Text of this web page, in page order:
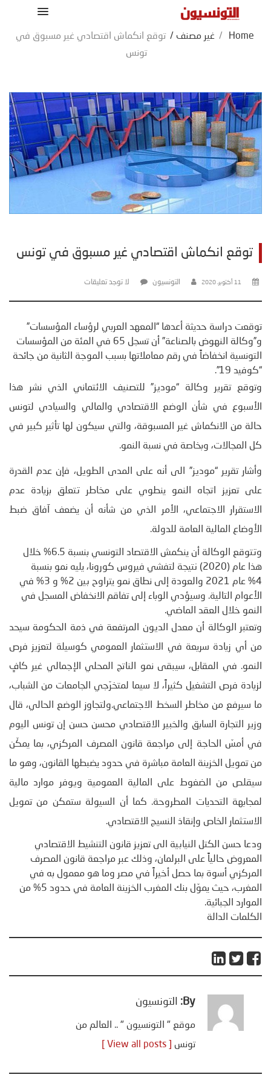
Home
/ غير مصنف / توقع انكماش اقتصادي غير مسبوق في
تونس
توقع انكماش اقتصادي غير مسبوق في تونس
11 أكتوبر، 2020 التونسيون لا توجد تعليقات
توقعت دراسة حديثة أعدها “المعهد العربي لرؤساء المؤسسات”
و”وكالة النهوض بالصناعة” أن تسجل 65 في المئة من المؤسسات
التونسية انخفاضاً في رقم معاملاتها بسبب الموجة الثانية من جائحة
“كوفيد 19”.
وتوقع تقرير وكالة “موديز” للتصنيف الائتماني الذي نشر هذا
الأسبوع في شأن الوضع الاقتصادي والمالي والسيادي لتونس
حالة من الانكماش غير المسبوقة، والتي سيكون لها تأثير كبير في
كل المجالات، وبخاصة في نسبة النمو.
وأشار تقرير “موديز” الى أنه على المدى الطويل، فإن عدم القدرة
على تعزيز اتجاه النمو ينطوي على مخاطر تتعلق بزيادة عدم
الاستقرار الاجتماعي، الأمر الذي من شأنه أن يضعف آفاق ضبط
الأوضاع المالية العامة للدولة.
وتتوقع الوكالة أن ينكمش الاقتصاد التونسي بنسبة 6.5% خلال
هذا عام (2020) نتيجة لتفشي فيروس كورونا، يليه نمو بنسبة
4% عام 2021 والعودة إلى نطاق نمو يتراوح بين 2% و 3% في
الأعوام التالية. وسيؤدي الوباء إلى تفاقم الانخفاض المسجل في
النمو خلال العقد الماضي.
وتعتبر الوكالة أن معدل الديون المرتفعة في ذمة الحكومة سيحد
من أي زيادة سريعة في الاستثمار العمومي كوسيلة لتعزيز فرص
النمو. في المقابل، سيبقى نمو الناتج المحلي الإجمالي غير كافٍ
لزيادة فرص التشغيل كثيراً، لا سيما لمتخرّجي الجامعات من الشباب،
ما سيرفع من مخاطر السخط الاجتماعي.ولتجاوز الوضع الحالي، قال
وزير التجارة السابق والخبير الاقتصادي محسن حسن إن تونس اليوم
في أمسّ الحاجة إلى مراجعة قانون المصرف المركزي، بما يمكّن
من تمويل الخزينة العامة مباشرة في حدود يضبطها القانون، وهو ما
سيقلص من الضغوط على المالية العمومية ويوفر موارد مالية
لمجابهة التحديات المطروحة. كما أن السيولة ستمكن من تمويل
الاستثمار الخاص وإنقاذ النسيج الاقتصادي.
ودعا حسن الكتل النيابية الى تعزيز قانون التنشيط الاقتصادي
المعروض حالياً على البرلمان، وذلك عبر مراجعة قانون المصرف
المركزي أسوة بما حصل أخيراً في مصر وما هو معمول به في
المغرب، حيث يموّل بنك المغرب الخزينة العامة في حدود 5% من
الموارد الجبائية.
الكلمات الدالة
By: التونسيون
موقع " التونسيون " .. العالم من
تونس